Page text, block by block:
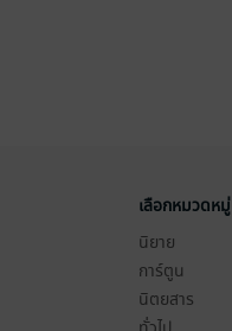
เลือกหมวดหมู่
นิยาย
การ์ตูน
นิตยสาร